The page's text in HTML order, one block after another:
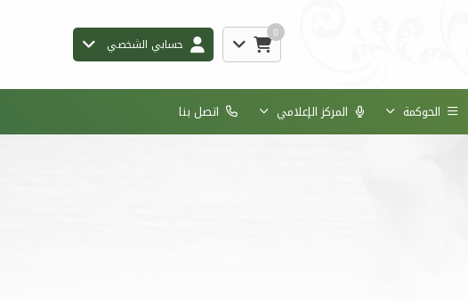
0
حسابي الشخصي
الحوكمة المركز الإعلامي اتصل بنا